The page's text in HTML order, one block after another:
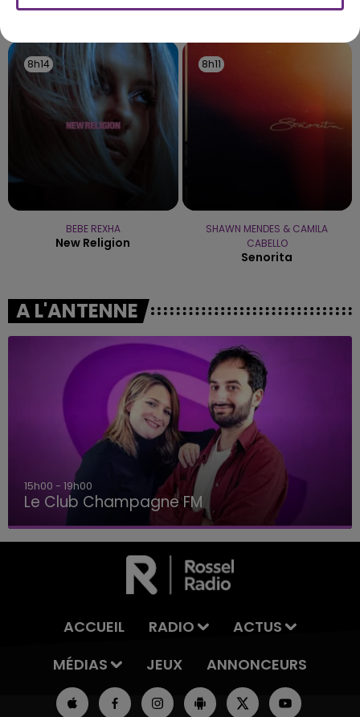
TITRES DIFFUSÉS
8h14
8h14
BEBE REXHA
New Religion
8h11
8h11
SHAWN MENDES & CAMILA
CABELLO
Senorita
A L'ANTENNE
15h00 - 19h00
Le Club Champagne FM
ACCUEIL RADIO
ACTUS
MÉDIAS
JEUX ANNONCEURS